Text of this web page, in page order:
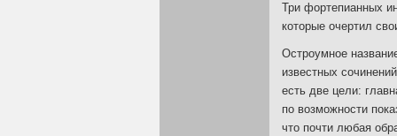
Три фортепианных
которые очертил
Остроумное
известных
есть две цели:
по возможности
что почти любая